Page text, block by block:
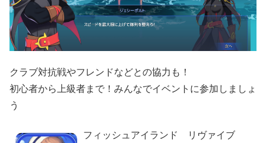
クラブ対抗戦やフレンドなどとの協力も！
初心者から上級者まで！みんなでイベントに参加しましょ
う
フィッシュアイランド リヴァイブ